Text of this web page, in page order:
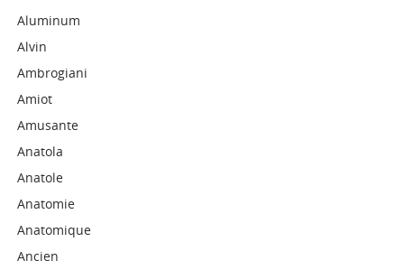
Aluminum
Alvin
Ambrogiani
Amiot
Amusante
Anatola
Anatole
Anatomie
Anatomique
Ancien